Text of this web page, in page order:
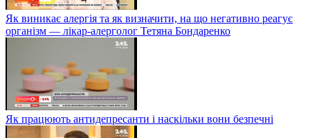
Як виникає алергія та як визначити, на що негативно реагує
організм — лікар-алерголог Тетяна Бондаренко
Як працюють антидепресанти і наскільки вони безпечні